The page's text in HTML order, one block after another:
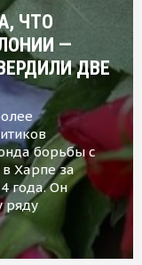
ЧТО
—
ДВЕ
борьбы с
Харпе за
года. Он
ряду